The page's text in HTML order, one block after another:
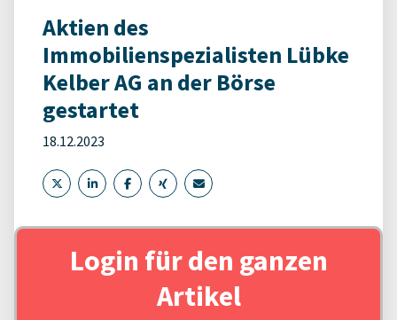
Aktien des
Immobilienspezialisten Lübke
Kelber AG an der Börse
gestartet
18.12.2023
Login für den ganzen
Artikel